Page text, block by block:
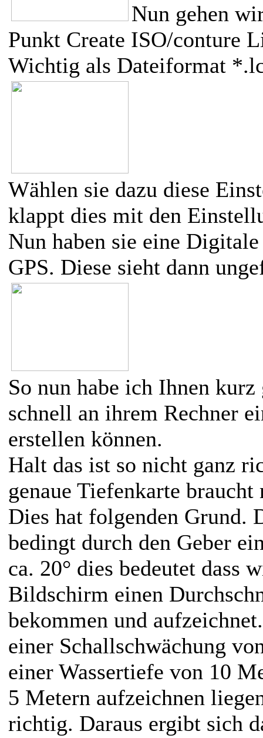
Nun gehen
Punkt Create ISO/conture
Wichtig als Dateiformat
Wählen sie dazu diese
klappt dies mit den
Nun haben sie eine
GPS. Diese sieht dann
So nun habe ich Ihnen
schnell an ihrem Rechner
erstellen können.
Halt das ist so nicht ganz
genaue Tiefenkarte
Dies hat folgenden Grund.
bedingt durch den Geber
ca. 20° dies bedeutet dass
Bildschirm einen
bekommen und
einer Schallschwächung
einer Wassertiefe von 10
5 Metern aufzeichnen
richtig. Daraus ergibt sich